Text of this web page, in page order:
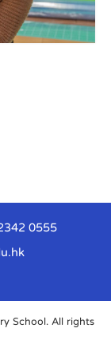
0555
School. All rights